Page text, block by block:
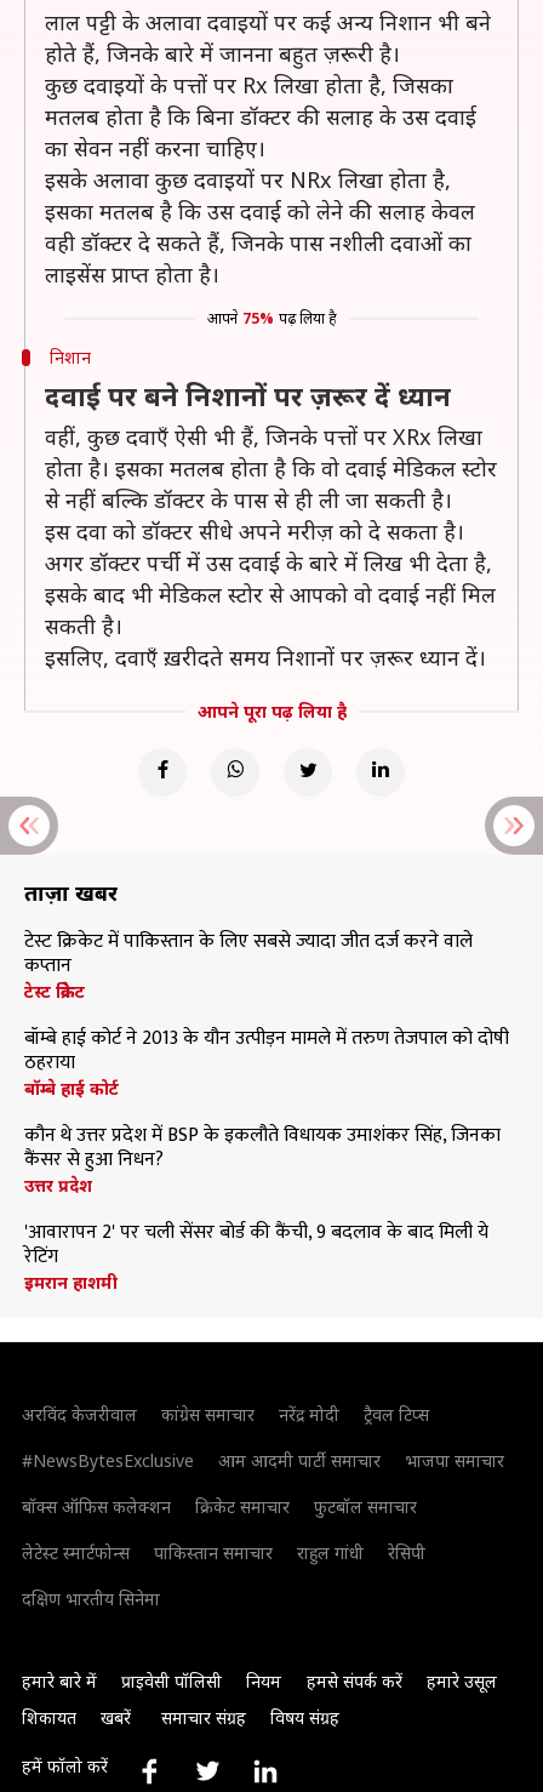
लाल पट्टी के अलावा दवाइयों पर कई अन्य निशान भी बने
होते हैं, जिनके बारे में जानना बहुत ज़रूरी है।
कुछ दवाइयों के पत्तों पर Rx लिखा होता है, जिसका
मतलब होता है कि बिना डॉक्टर की सलाह के उस दवाई
का सेवन नहीं करना चाहिए।
इसके अलावा कुछ दवाइयों पर NRx लिखा होता है,
इसका मतलब है कि उस दवाई को लेने की सलाह केवल
वही डॉक्टर दे सकते हैं, जिनके पास नशीली दवाओं का
लाइसेंस प्राप्त होता है।
आपने 75% पढ़ लिया है
निशान
दवाई पर बने निशानों पर ज़रूर दें ध्यान
वहीं, कुछ दवाएँ ऐसी भी हैं, जिनके पत्तों पर XRx लिखा
होता है। इसका मतलब होता है कि वो दवाई मेडिकल स्टोर
से नहीं बल्कि डॉक्टर के पास से ही ली जा सकती है।
इस दवा को डॉक्टर सीधे अपने मरीज़ को दे सकता है।
अगर डॉक्टर पर्ची में उस दवाई के बारे में लिख भी देता है,
इसके बाद भी मेडिकल स्टोर से आपको वो दवाई नहीं मिल
सकती है।
इसलिए, दवाएँ ख़रीदते समय निशानों पर ज़रूर ध्यान दें।
आपने पूरा पढ़ लिया है
ताज़ा खबरें
टेस्ट क्रिकेट में पाकिस्तान के लिए सबसे ज्यादा जीत दर्ज करने वाले
कप्तान
टेस्ट क्रिकेट
बॉम्बे हाई कोर्ट ने 2013 के यौन उत्पीड़न मामले में तरुण तेजपाल को दोषी
ठहराया
बॉम्बे हाई कोर्ट
कौन थे उत्तर प्रदेश में BSP के इकलौते विधायक उमाशंकर सिंह, जिनका
कैंसर से हुआ निधन?
उत्तर प्रदेश
'आवारापन 2' पर चली सेंसर बोर्ड की कैंची, 9 बदलाव के बाद मिली ये
रेटिंग
इमरान हाशमी
अरविंद केजरीवाल कांग्रेस समाचार नरेंद्र मोदी
ट्रैवल टिप्स
#NewsBytesExclusive
आम आदमी पार्टी समाचार
भाजपा समाचार
बॉक्स ऑफिस कलेक्शन
क्रिकेट समाचार
फुटबॉल समाचार
लेटेस्ट स्मार्टफोन्स
पाकिस्तान समाचार राहुल गांधी
रेसिपी
दक्षिण भारतीय सिनेमा
हमारे बारे में प्राइवेसी पॉलिसी नियम हमसे संपर्क करें
हमारे उसूल
शिकायत
खबरें समाचार संग्रह विषय संग्रह
हमें फॉलो करें